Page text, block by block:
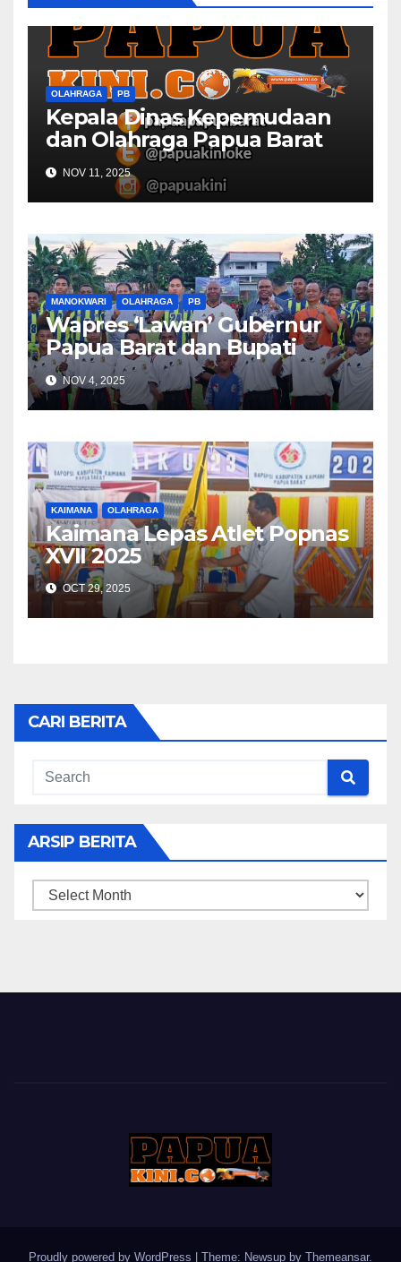
OLAHRAGA PB
Kepala Dinas Kepemudaan
dan Olahraga Papua Barat
Selaraskan Program Dengan
DBON
NOV 11, 2025
MANOKWARI OLAHRAGA PB
Wapres ‘Lawan’ Gubernur
Papua Barat dan Bupati
Manokwari
NOV 4, 2025
KAIMANA OLAHRAGA
Kaimana Lepas Atlet Popnas
XVII 2025
OCT 29, 2025
CARI BERITA
ARSIP BERITA
ARSIP
Proudly powered by WordPress Theme: Newsup by Themeansar.